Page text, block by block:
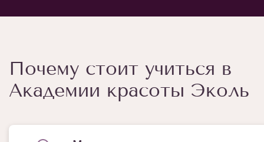
Почему стоит учиться в
Академии красоты Эколь